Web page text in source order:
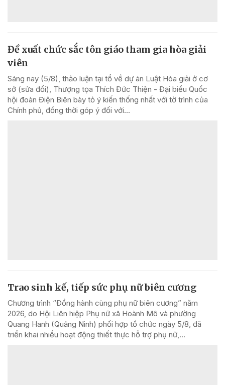
Đề xuất chức sắc tôn giáo tham gia hòa giải
viên
Sáng nay (5/8), thảo luận tại tổ về dự án Luật Hòa giải ở cơ
sở (sửa đổi), Thượng tọa Thích Đức Thiện - Đại biểu Quốc
hội đoàn Điện Biên bày tỏ ý kiến thống nhất với tờ trình của
Chính phủ, đồng thời góp ý đối với...
Trao sinh kế, tiếp sức phụ nữ biên cương
Chương trình “Đồng hành cùng phụ nữ biên cương” năm
2026, do Hội Liên hiệp Phụ nữ xã Hoành Mô và phường
Quang Hanh (Quảng Ninh) phối hợp tổ chức ngày 5/8, đã
triển khai nhiều hoạt động thiết thực hỗ trợ phụ nữ,...